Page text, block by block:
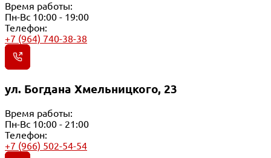
Время работы:
Пн-Вс 10:00 - 19:00
Телефон:
+7 (964) 740-38-38
ул. Богдана Хмельницкого, 23
Время работы:
Пн-Вс 10:00 - 21:00
Телефон:
+7 (966) 502-54-54